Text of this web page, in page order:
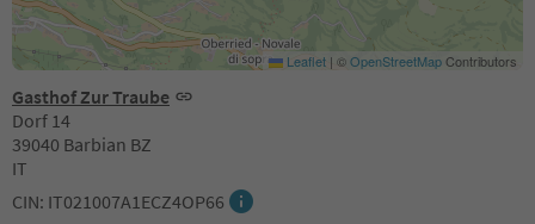
Gasthof Zur Traube
Dorf 14
39040 Barbian BZ
IT
CIN: IT021007A1ECZ4OP66
Leaflet | ©OpenStreetMapContributors